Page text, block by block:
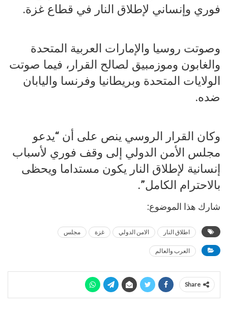
فوري وإنساني لإطلاق النار في قطاع غزة.
وصوتت روسيا والإمارات العربية المتحدة
والغابون وموزمبيق لصالح القرار، فيما صوتت
الولايات المتحدة وبريطانيا وفرنسا واليابان
ضده.
وكان القرار الروسي ينص على أن “يدعو
مجلس الأمن الدولي إلى وقف فوري لأسباب
إنسانية لإطلاق النار يكون مستداما ويحظى
بالاحترام الكامل”.
شارك هذا الموضوع:
اطلاق النار الامن الدولي غزة مجلس
العرب والعالم
Share